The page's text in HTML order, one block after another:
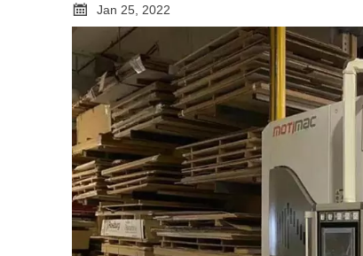
 Jan 25, 2022